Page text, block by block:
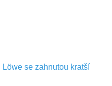
se zahnutou kratší